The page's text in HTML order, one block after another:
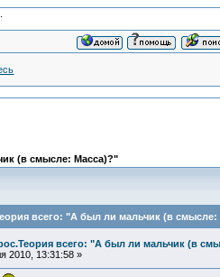
(в смысле: Масса)?"
всего: "А был ли мальчик (в смысле:
всего: "А был ли мальчик (в
2010, 13:31:58 »